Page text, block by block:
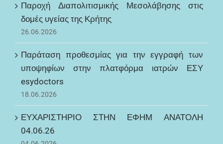
Παροχή Διαπολιτισμικής Μεσολάβησης στις
δομές υγείας της Κρήτης
26.06.2026
Παράταση προθεσμίας για την εγγραφή των
υποψηφίων στην πλατφόρμα ιατρών ΕΣΥ
esydoctors
18.06.2026
ΕΥΧΑΡΙΣΤΗΡΙΟ ΣΤΗΝ ΕΦΗΜ ΑΝΑΤΟΛΗ
04.06.26